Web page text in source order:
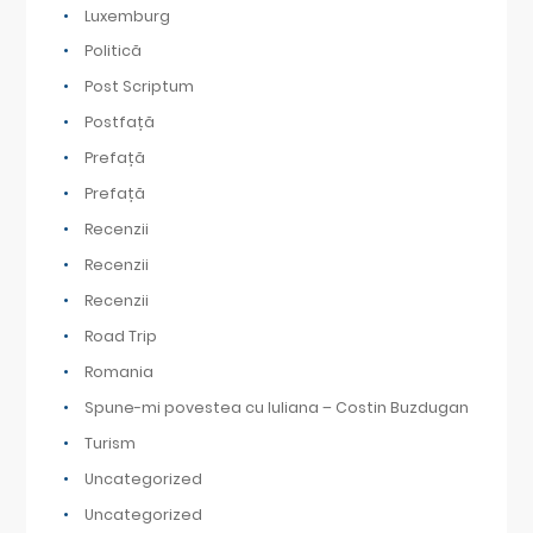
Luxemburg
Politică
Post Scriptum
Postfață
Prefață
Prefață
Recenzii
Recenzii
Recenzii
Road Trip
Romania
Spune-mi povestea cu Iuliana – Costin Buzdugan
Turism
Uncategorized
Uncategorized